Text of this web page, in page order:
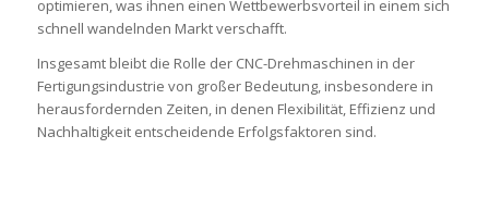
optimieren, was ihnen einen Wettbewerbsvorteil in einem sich
schnell wandelnden Markt verschafft.
Insgesamt bleibt die Rolle der CNC-Drehmaschinen in der
Fertigungsindustrie von großer Bedeutung, insbesondere in
herausfordernden Zeiten, in denen Flexibilität, Effizienz und
Nachhaltigkeit entscheidende Erfolgsfaktoren sind.